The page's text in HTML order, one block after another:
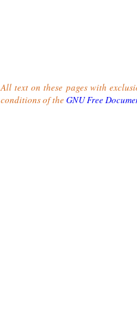
All text on these pages with
conditions of theGNU Free